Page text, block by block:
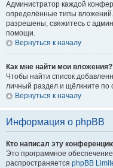
Администратор каждой
определённые типы
разрешены, свяжитесь с
помощи.
Вернуться к началу
Как мне найти мои вложения?
Чтобы найти список
личный раздел и щёлкните по
Вернуться к началу
Информация о phpBB
Кто написал эту
Это программное
распространяется phpBB